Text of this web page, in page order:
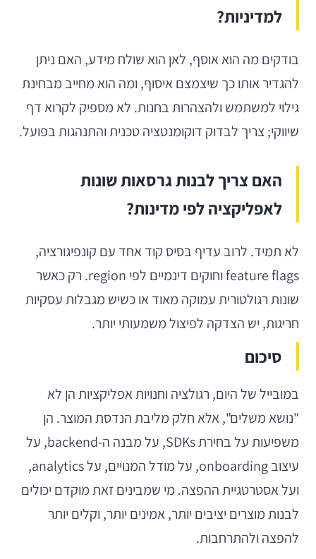
למדיניות?
בודקים מה הוא אוסף, לאן הוא שולח מידע, האם ניתן
להגדיר אותו כך שיצמצם איסוף, ומה הוא מחייב מבחינת
גילוי למשתמש ולהצהרות בחנות. לא מספיק לקרוא דף
שיווקי; צריך לבדוק דוקומנטציה טכנית והתנהגות בפועל.
האם צריך לבנות גרסאות שונות
לאפליקציה לפי מדינות?
לא תמיד. לרוב עדיף בסיס קוד אחד עם קונפיגורציה,
feature flags וחוקים דינמיים לפי region. רק כאשר
שונות רגולטורית עמוקה מאוד או כשיש מגבלות עסקיות
חריגות, יש הצדקה לפיצול משמעותי יותר.
סיכום
במובייל של היום, רגולציה וחנויות אפליקציות הן לא
"נושא משלים", אלא חלק מליבת הנדסת המוצר. הן
משפיעות על בחירת SDKs, על מבנה ה-backend, על
עיצוב onboarding, על מודל המנויים, על analytics,
ועל אסטרטגיית ההפצה. מי שמבינים זאת מוקדם יכולים
לבנות מוצרים יציבים יותר, אמינים יותר, וקלים יותר
להפצה ולהתרחבות.